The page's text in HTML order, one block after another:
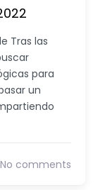
Tras las
para
un
No comments